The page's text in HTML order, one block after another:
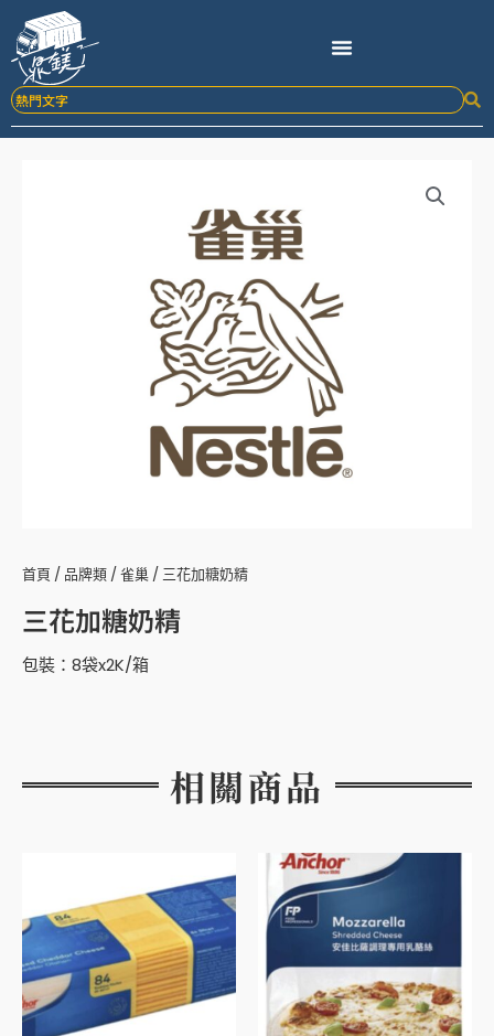
要
內
首頁 / 品牌類 /雀巢 / 三花加糖奶精
三花加糖奶精
包裝：8袋x2K/箱
相關商品